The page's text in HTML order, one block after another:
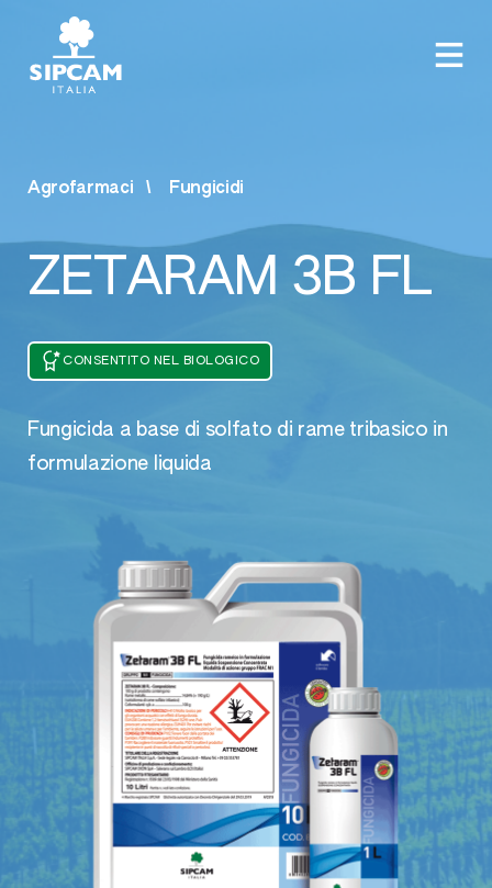
Agrofarmaci Fungicidi
ZETARAM 3B FL
CONSENTITO NEL BIOLOGICO
Fungicida a base di solfato di rame tribasico in
formulazione liquida